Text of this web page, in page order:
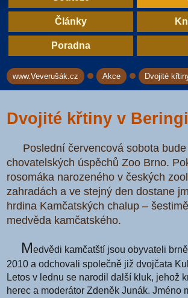
Články
Poradna
www.Veverušák.cz→ Akce→ Dvojité
Dvojité křtiny v
Poslední červencová sobota
chovatelských úspěchů Zoo Brno.
rosomáka narozeného v českých
zahradách a ve stejný den dostane
hrdina Kamčatských chalup –
medvěda kamčatského.
Medvědi kamčatští jsou obyvateli
2010 a odchovali společně již dvojčata
Letos v lednu se narodil další kluk, jehož
herec a moderátor Zdeněk Junák. Jméno